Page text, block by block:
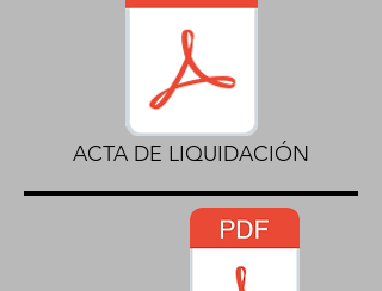
ACTA DE LIQUIDACIÓN